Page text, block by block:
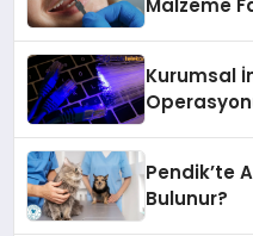
Malzeme
Kurumsal
Pendik’te
Bulunur?